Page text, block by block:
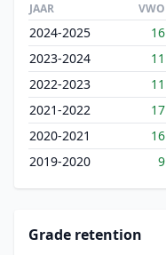
JAAR VWO
2024-2025 16
2023-2024
11
2022-2023
11
2021-2022
17
2020-2021
16
2019-2020
9
Grade retention